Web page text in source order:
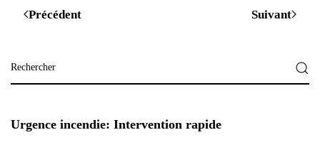
Précédent Suivant
Urgence incendie: Intervention rapide